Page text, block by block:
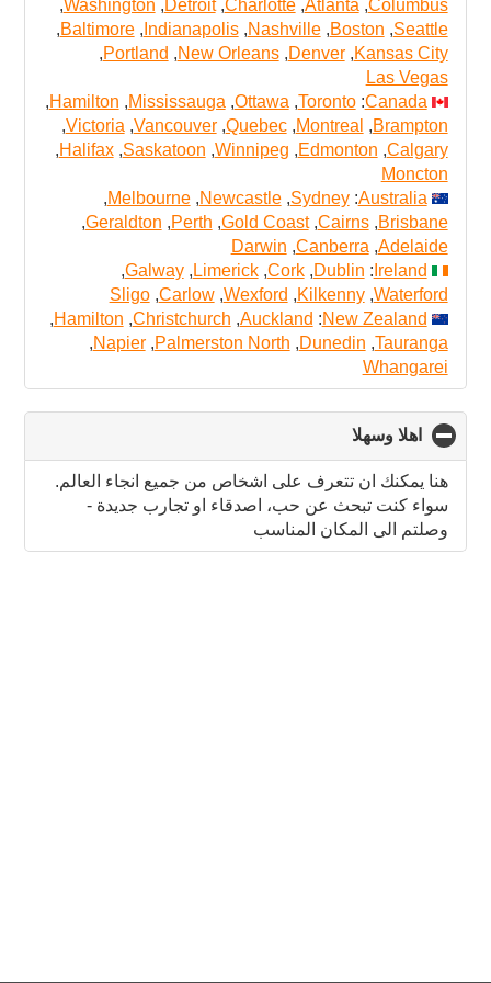
Columbus
,
Atlanta
,
Charlotte
,
Detroit
,
Washington
,
Seattle
,
Boston
,
Nashville
,
Indianapolis
,
Baltimore
,
Kansas City
,
Denver
,
New Orleans
,
Portland
,
Las Vegas
Canada
:
Toronto
,
Ottawa
,
Mississauga
,
Hamilton
,
Brampton
,
Montreal
,
Quebec
,
Vancouver
,
Victoria
,
Calgary
,
Edmonton
,
Winnipeg
,
Saskatoon
,
Halifax
,
Moncton
Australia
:
Sydney
,
Newcastle
,
Melbourne
,
Brisbane
,
Cairns
,
Gold Coast
,
Perth
,
Geraldton
,
Adelaide
,
Canberra
,
Darwin
Ireland
:
Dublin
,
Cork
,
Limerick
,
Galway
,
Waterford
,
Kilkenny
,
Wexford
,
Carlow
,
Sligo
New Zealand
:
Auckland
,
Christchurch
,
Hamilton
,
Tauranga
,
Dunedin
,
Palmerston North
,
Napier
,
Whangarei
اهلا وسهلا
to
collapse
contents
هنا يمكنك ان تتعرف على اشخاص من جميع انجاء العالم.
سواء كنت تبحث عن حب، اصدقاء او تجارب جديدة -
وصلتم الى المكان المناسب